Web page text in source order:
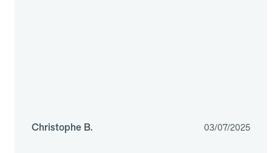
Christophe B. 03/07/2025